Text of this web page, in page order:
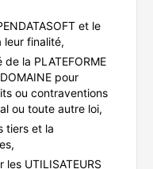
et le
leur finalité,
la PLATEFORME
pour
ou contraventions
ou toute autre loi,
tiers et la
UTILISATEURS